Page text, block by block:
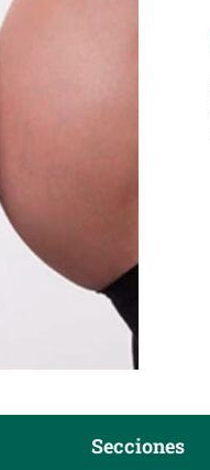
Secciones